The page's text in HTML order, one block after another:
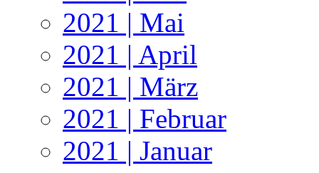
2021 | Mai
2021 | April
2021 | März
2021 | Februar
2021 | Januar